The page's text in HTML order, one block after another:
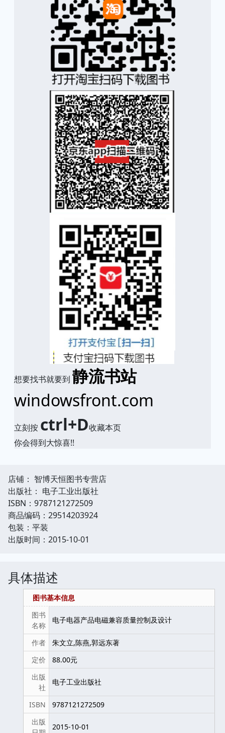
想要找书就要到 静流书站
windowsfront.com
立刻按 ctrl+D收藏本页
你会得到大惊喜!!
店铺： 智博天恒图书专营店
出版社： 电子工业出版社
ISBN：9787121272509
商品编码：29514203924
包装：平装
出版时间：2015-10-01
具体描述
图书基本信息
图书
名称
电子电器产品电磁兼容质量控制及设计
作者
朱文立,陈燕,郭远东著
定价
88.00元
出版
社
电子工业出版社
ISBN
9787121272509
出版
2015-10-01